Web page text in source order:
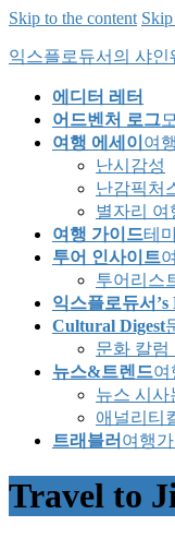
Skip to the content
익스플로듀서의 샤인
에디터 레터
어드벤처 로그
여행 에세이 여
난시감성
난감픽처
별자리 여
여행 가이드테
투어 인사이트
투어리스
익스플로듀서’s
Cultural Digest
문화 칼럼
뉴스&트렌드여
뉴스 시사
애널리티
트래블러 여행
Travel to